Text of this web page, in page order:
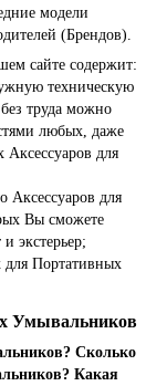
модели
(Брендов).
сайте содержит:
техническую
труда можно
любых, даже
для
Аксессуаров для
Вы сможете
экстерьер;
для Портативных
Умывальников
Сколько
Какая